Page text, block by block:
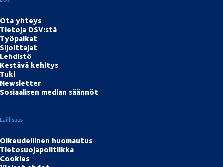
Ota yhteys
Tietoja DSV:stä
Työpaikat
Sijoittajat
Lehdistö
Kestävä kehitys
Tuki
Newsletter
Sosiaalisen median säännöt
Laillisuus
Oikeudellinen huomautus
Tietosuojapolitiikka
Cookies